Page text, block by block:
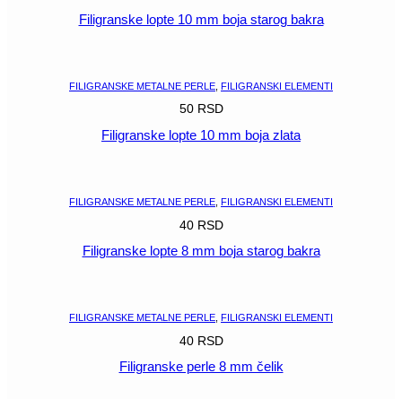
Filigranske lopte 10 mm boja starog bakra
FILIGRANSKE METALNE PERLE FILIGRANSKI ELEMENTI
50 RSD
Filigranske lopte 10 mm boja zlata
FILIGRANSKE METALNE PERLE FILIGRANSKI ELEMENTI
40 RSD
Filigranske lopte 8 mm boja starog bakra
FILIGRANSKE METALNE PERLE FILIGRANSKI ELEMENTI
40 RSD
Filigranske perle 8 mm čelik